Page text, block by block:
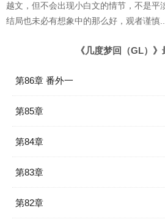
越文，但不会出现小白文的情节，不是平
结局也未必有想象中的那么好，观者谨慎...
《几度梦回（GL）
第86章 番外一
第85章
第84章
第83章
第82章